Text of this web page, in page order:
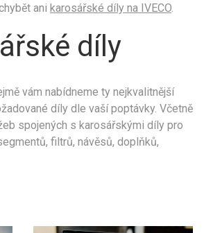
ani karosářské díly na IVECO.
díly
vám nabídneme ty nejkvalitnější
díly dle vaší poptávky. Včetně
spojených s karosářskými díly pro
filtrů, návěsů, doplňků,